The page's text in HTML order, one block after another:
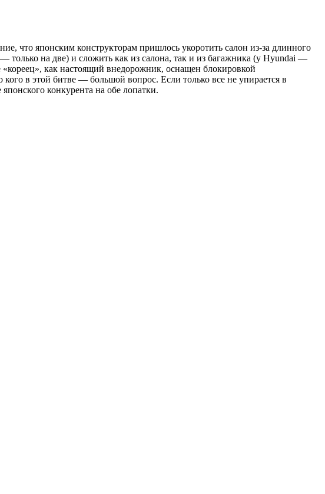
что японским конструкторам пришлось укоротить салон из-за длинного
только на две) и сложить как из салона, так и из багажника (у Hyundai —
как настоящий внедорожник, оснащен блокировкой
в этой битве — большой вопрос. Если только все не упирается в
конкурента на обе лопатки.